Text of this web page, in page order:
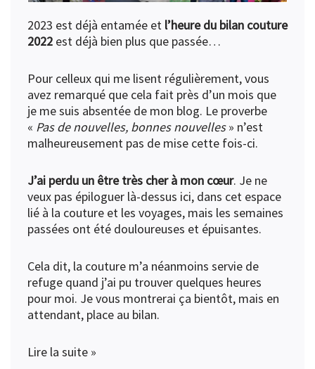
2023 est déjà entamée et l’heure du bilan couture
2022 est déjà bien plus que passée…
Pour celleux qui me lisent régulièrement, vous
avez remarqué que cela fait près d’un mois que
je me suis absentée de mon blog. Le proverbe
« Pas de nouvelles, bonnes nouvelles» n’est
malheureusement pas de mise cette fois-ci.
J’ai perdu un être très cher à mon cœur. Je ne
veux pas épiloguer là-dessus ici, dans cet espace
lié à la couture et les voyages, mais les semaines
passées ont été douloureuses et épuisantes.
Cela dit, la couture m’a néanmoins servie de
refuge quand j’ai pu trouver quelques heures
pour moi. Je vous montrerai ça bientôt, mais en
attendant, place au bilan.
Lire la suite »